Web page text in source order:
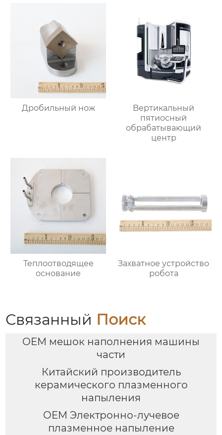
Дробильный нож
Bертикальный
пятиосный
обрабатывающий
центр
Теплоотводящее
основание
Захватное устройство
робота
Связанный Поиск
OEM мешок наполнения машины
части
Китайский производитель
керамического плазменного
напыления
OEM Электронно-лучевое
плазменное напыление